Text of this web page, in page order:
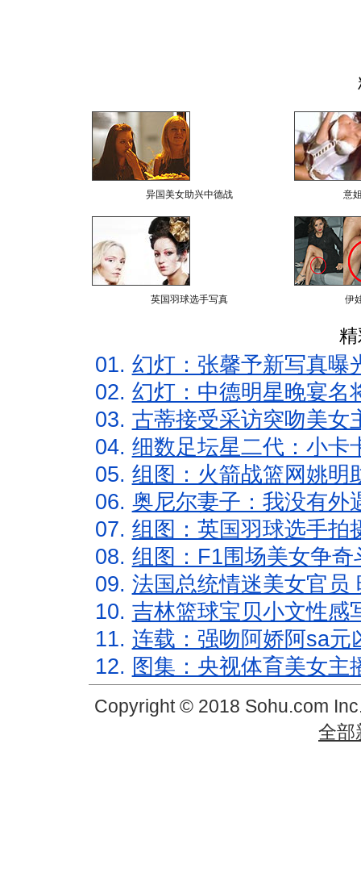
异国美女助兴中德战 意
英国羽球选手写真 伊
01. 幻灯：张馨予新写真曝
02. 幻灯：中德明星晚宴名
03. 古蒂接受采访突吻美女
04. 细数足坛星二代：小卡
05. 组图：火箭战篮网姚明
06. 奥尼尔妻子：我没有外
07. 组图：英国羽球选手拍
08. 组图：F1围场美女争
09. 法国总统情迷美女官员
10. 吉林篮球宝贝小文性感
11. 连载：强吻阿娇阿sa元
12. 图集：央视体育美女主
Copyright © 2018 Sohu.com
全部